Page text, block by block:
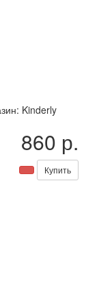
Kinderly
860 р.
Купить